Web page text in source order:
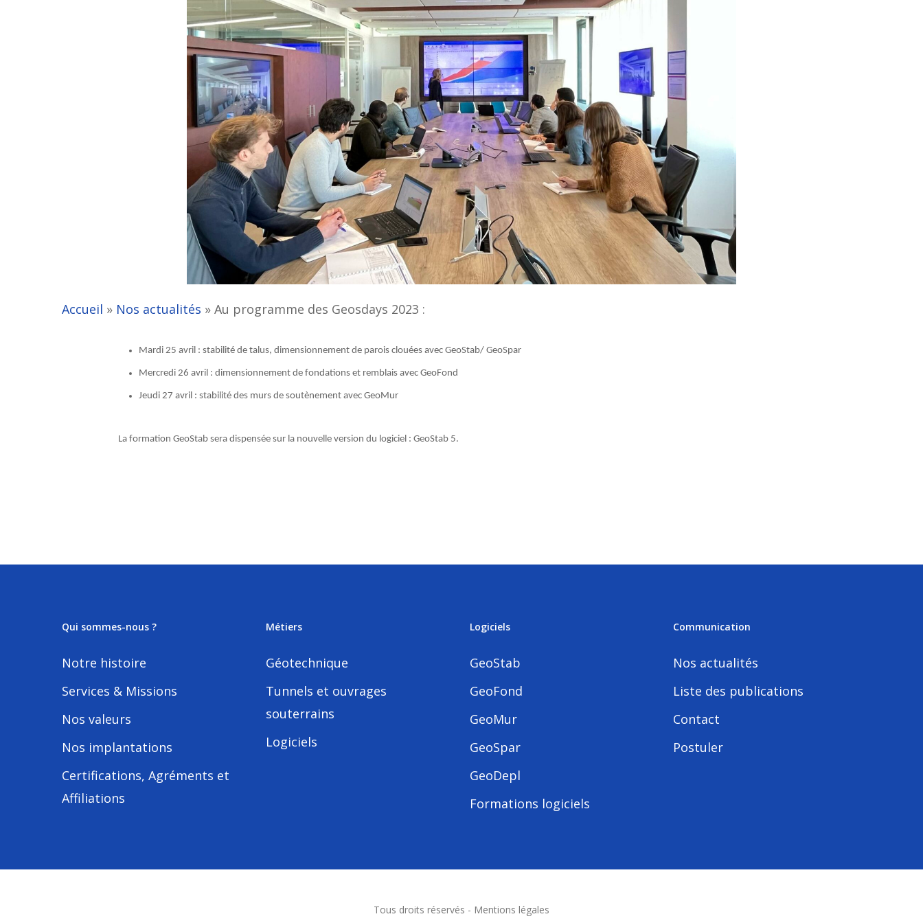
Accueil » Nos actualités » Au programme des Geosdays 2023 :
Mardi 25 avril : stabilité de talus, dimensionnement de parois clouées avec GeoStab/ GeoSpar
Mercredi 26 avril : dimensionnement de fondations et remblais avec GeoFond
Jeudi 27 avril : stabilité des murs de soutènement avec GeoMur
La formation GeoStab sera dispensée sur la nouvelle version du logiciel : GeoStab 5.
Qui sommes-nous ?
Notre histoire
Services & Missions
Nos valeurs
Nos implantations
Certifications, Agréments et
Affiliations
Métiers
Géotechnique
Tunnels et ouvrages
souterrains
Logiciels
Logiciels
GeoStab
GeoFond
GeoMur
GeoSpar
GeoDepl
Formations logiciels
Communication
Nos actualités
Liste des publications
Contact
Postuler
Tous droits réservés - Mentions légales